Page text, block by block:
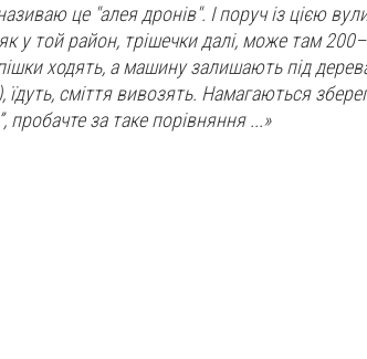
це "алея дронів". І поруч із цією
у той район, трішечки далі, може там
ходять, а машину залишають під
сміття вивозять. Намагаються
пробачте за таке порівняння ...»